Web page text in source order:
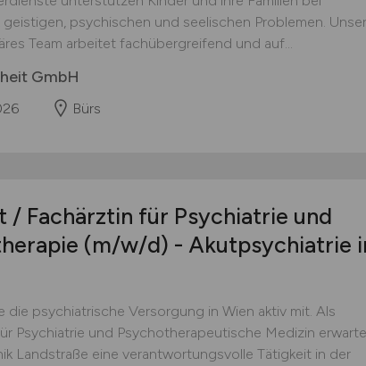
geistigen, psychischen und seelischen Problemen. Unser
Team arbeitet fachübergreifend und auf...
GmbH
Bürs
/ Fachärztin für Psychiatrie und
(m/w/d) - Akutpsychiatrie
die psychiatrische Versorgung in Wien aktiv mit. Als
Psychiatrie und Psychotherapeutische Medizin
Landstraße eine verantwortungsvolle Tätigkeit in der